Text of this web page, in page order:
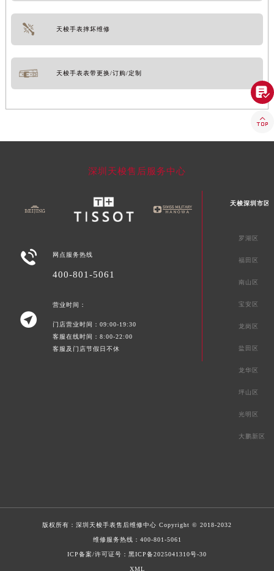
天梭手表摔坏维修
天梭手表表带更换/订购/定制
深圳天梭售后服务中心
 网点服务热线
400-801-5061

营业时间：
门店营业时间：09:00-19:30
客服在线时间：8:00-22:00
客服及门店节假日不休
天梭深圳市区
罗湖区
福田区
南山区
宝安区
龙岗区
盐田区
龙华区
坪山区
光明区
大鹏新区
版权所有： 深圳天梭手表售后维修中心 Copyright © 2018-2032
维修服务热线： 400-801-5061
ICP备案/许可证号：黑ICP备2025041310号-30
XML

